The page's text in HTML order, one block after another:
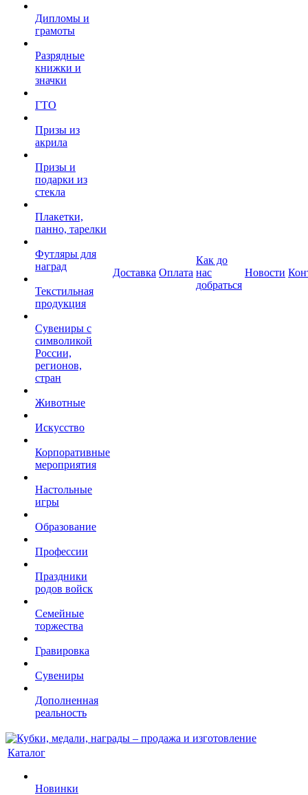
Дипломы и
грамоты
Разрядные
книжки и
значки
ГТО
Призы из
акрила
Призы и
подарки из
стекла
Плакетки,
панно, тарелки
Футляры для
наград
Текстильная
продукция
Сувениры с
символикой
России,
регионов,
стран
Животные
Искусство
Корпоративные
мероприятия
Настольные
игры
Образование
Профессии
Праздники
родов войск
Семейные
торжества
Гравировка
Сувениры
Дополненная
реальность
Доставка Оплата
Как до
нас
добраться
Новости
Каталог
Новинки